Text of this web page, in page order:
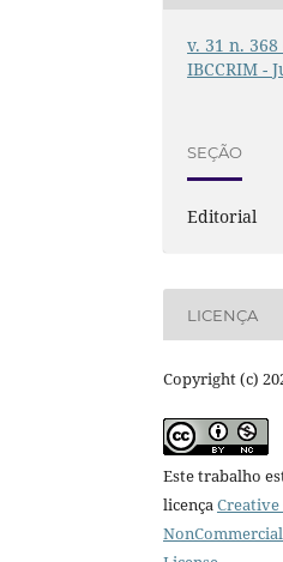
v. 31 n.
IBCCRIM -
SEÇÃO
Editorial
LICENÇA
Copyright (c)
Este trabalho
licença